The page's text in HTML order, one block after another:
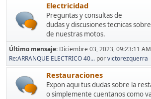
Electricidad
Preguntas y consultas de
dudas y discusiones tecnicas
de nuestras motos.
Último mensaje: Diciembre 03, 2023, 09:23:11 AM
Re:ARRANQUE ELECTRICO 40... porvictorezquerra
Restauraciones
Expon aqui tus dudas sobre la
o simplemente cuentanos como